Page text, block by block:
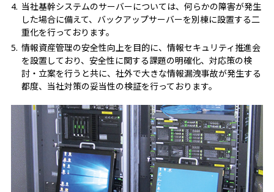
当社基幹システムのサーバーについては、何らかの障害が発生
した場合に備えて、バックアップサーバーを別棟に設置する二
重化を行っております。
情報資産管理の安全性向上を目的に、情報セキュリティ推進会
を設置しており、安全性に関する課題の明確化、対応策の検
討・立案を行うと共に、社外で大きな情報漏洩事故が発生する
都度、当社対策の妥当性の検証を行っております。